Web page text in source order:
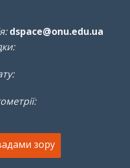
dspace@onu.edu.ua
зору